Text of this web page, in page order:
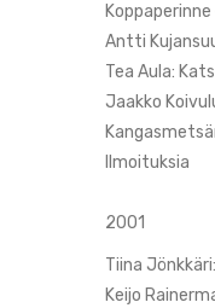
Antti
Tea Aula:
Jaakko
Ilmoituksia
2001
Tiina
Keijo